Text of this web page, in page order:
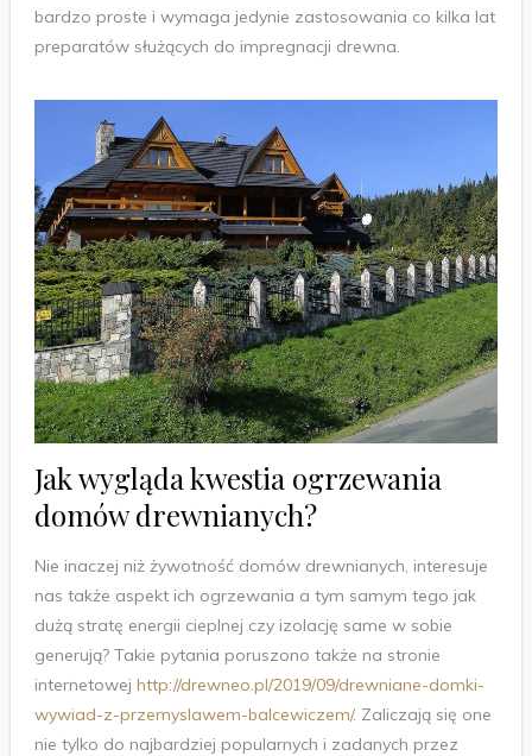
bardzo proste i wymaga jedynie zastosowania co kilka lat
preparatów służących do impregnacji drewna.
Jak wygląda kwestia ogrzewania
domów drewnianych?
Nie inaczej niż żywotność domów drewnianych, interesuje
nas także aspekt ich ogrzewania a tym samym tego jak
dużą stratę energii cieplnej czy izolację same w sobie
generują? Takie pytania poruszono także na stronie
internetowej http://drewneo.pl/2019/09/drewniane-domki-
wywiad-z-przemyslawem-balcewiczem/. Zaliczają się one
nie tylko do najbardziej popularnych i zadanych przez